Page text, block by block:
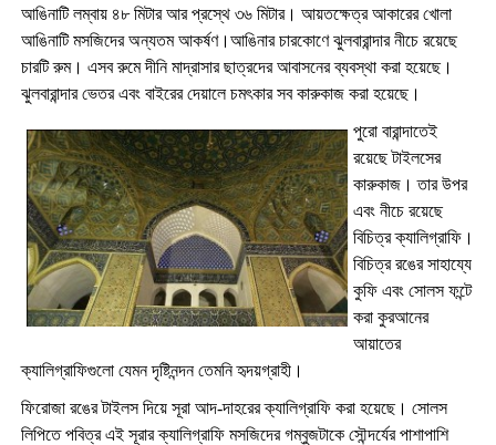
আঙিনাটি লম্বায় ৪৮ মিটার আর প্রস্থে ৩৬ মিটার। আয়তক্ষেত্র আকারের খোলা
আঙিনাটি মসজিদের অন্যতম আকর্ষণ।আঙিনার চারকোণে ঝুলবারান্দার নীচে রয়েছে
চারটি রুম। এসব রুমে দীনি মাদ্রাসার ছাত্রদের আবাসনের ব্যবস্থা করা হয়েছে।
ঝুলবারান্দার ভেতর এবং বাইরের দেয়ালে চমৎকার সব কারুকাজ করা হয়েছে।
পুরো বারান্দাতেই
রয়েছে টাইলসের
কারুকাজ। তার উপর
এবং নীচে রয়েছে
বিচিত্র ক্যালিগ্রাফি।
বিচিত্র রঙের সাহায্যে
কুফি এবং সোলস ফন্টে
করা কুরআনের
আয়াতের
ক্যালিগ্রাফিগুলো যেমন দৃষ্টিনন্দন তেমনি হৃদয়গ্রাহী।
ফিরোজা রঙের টাইলস দিয়ে সূরা আদ-দাহরের ক্যালিগ্রাফি করা হয়েছে। সোলস
লিপিতে পবিত্র এই সূরার ক্যালিগ্রাফি মসজিদের গম্বুজটাকে সৌন্দর্যের পাশাপাশি